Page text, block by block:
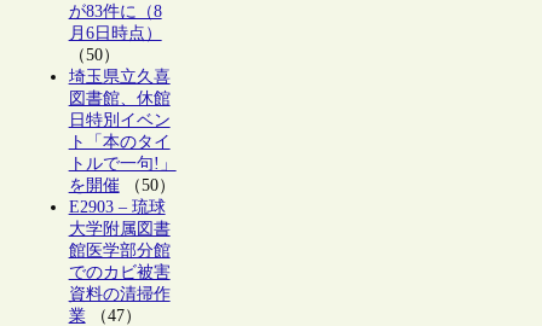
が83件に（8
月6日時点）
（50）
埼玉県立久喜
図書館、休館
日特別イベン
ト「本のタイ
トルで一句!」
を開催（50）
E2903 – 琉球
大学附属図書
館医学部分館
でのカビ被害
資料の清掃作
業（47）